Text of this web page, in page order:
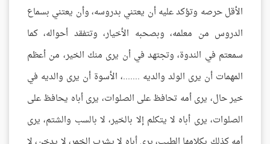
الأقل حرصه وتؤكد عليه أن يعتني بدروسه، وأن يعتني بسماع
الدروس من معلمه، وبصحبه الأخيار، وتتفقد أحواله، كما
سمعتم في الندوة، وتجتهد في أن يرى منك الخير، من أعظم
المهمات أن يرى الولد والديه .......، الأسوة أن يرى والديه في
خير حال، يرى أمه تحافظ على الصلوات، يرى أباه يحافظ على
الصلوات، يرى أباه لا يتكلم إلا بالخير، لا بالسب والشتم، يرى